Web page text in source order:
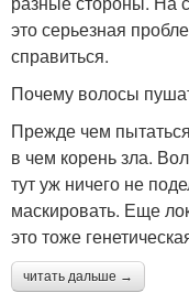
это серьезная
справиться.
Почему волосы
Прежде чем
в чем корень зла.
тут уж ничего не
маскировать. Еще
это тоже
читать дальше →